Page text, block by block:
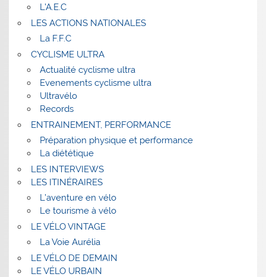
L’A.E.C
LES ACTIONS NATIONALES
La F.F.C
CYCLISME ULTRA
Actualité cyclisme ultra
Evenements cyclisme ultra
Ultravélo
Records
ENTRAINEMENT, PERFORMANCE
Préparation physique et performance
La diététique
LES INTERVIEWS
LES ITINÉRAIRES
L’aventure en vélo
Le tourisme à vélo
LE VÉLO VINTAGE
La Voie Aurélia
LE VÉLO DE DEMAIN
LE VÉLO URBAIN